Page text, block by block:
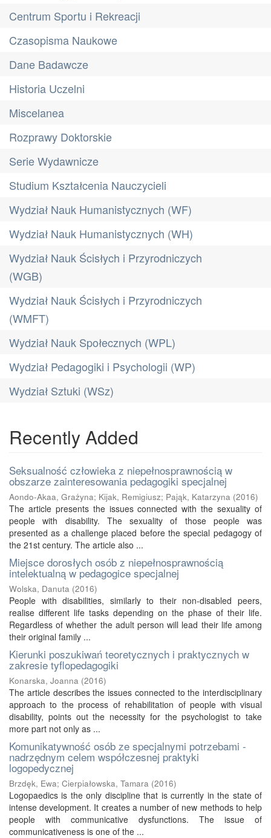
Centrum Sportu i Rekreacji
Czasopisma Naukowe
Dane Badawcze
Historia Uczelni
Miscelanea
Rozprawy Doktorskie
Serie Wydawnicze
Studium Kształcenia Nauczycieli
Wydział Nauk Humanistycznych (WF)
Wydział Nauk Humanistycznych (WH)
Wydział Nauk Ścisłych i Przyrodniczych
(WGB)
Wydział Nauk Ścisłych i Przyrodniczych
(WMFT)
Wydział Nauk Społecznych (WPL)
Wydział Pedagogiki i Psychologii (WP)
Wydział Sztuki (WSz)
Recently Added
Seksualność człowieka z niepełnosprawnością w
obszarze zainteresowania pedagogiki specjalnej
Aondo-Akaa, Grażyna; Kijak, Remigiusz; Pająk, Katarzyna (2016)
The article presents the issues connected with the sexuality of
people with disability. The sexuality of those people was
presented as a challenge placed before the special pedagogy of
the 21st century. The article also ...
Miejsce dorosłych osób z niepełnosprawnością
intelektualną w pedagogice specjalnej
Wolska, Danuta (2016)
People with disabilities, similarly to their non-disabled peers,
realise different life tasks depending on the phase of their life.
Regardless of whether the adult person will lead their life among
their original family ...
Kierunki poszukiwań teoretycznych i praktycznych w
zakresie tyflopedagogiki
Konarska, Joanna (2016)
The article describes the issues connected to the interdisciplinary
approach to the process of rehabilitation of people with visual
disability, points out the necessity for the psychologist to take
more part not only as ...
Komunikatywność osób ze specjalnymi potrzebami -
nadrzędnym celem współczesnej praktyki
logopedycznej
Brzdęk, Ewa; Cierpiałowska, Tamara (2016)
Logopaedics is the only discipline that is currently in the state of
intense development. It creates a number of new methods to help
people with communicative dysfunctions. The issue of
communicativeness is one of the ...